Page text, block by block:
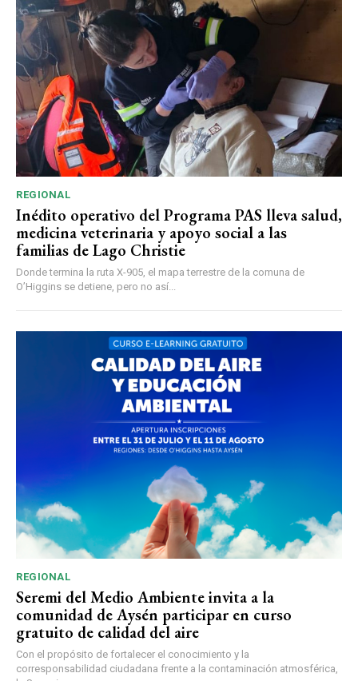
REGIONAL
Inédito operativo del Programa PAS lleva salud,
medicina veterinaria y apoyo social a las
familias de Lago Christie
Donde termina la ruta X-905, el mapa terrestre de la comuna de
O’Higgins se detiene, pero no así...
REGIONAL
Seremi del Medio Ambiente invita a la
comunidad de Aysén participar en curso
gratuito de calidad del aire
Con el propósito de fortalecer el conocimiento y la
corresponsabilidad ciudadana frente a la contaminación atmosférica,